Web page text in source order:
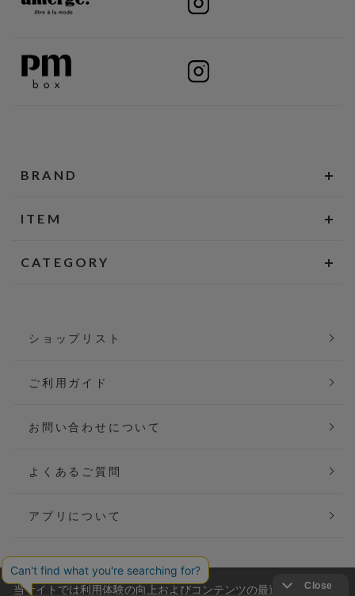
BRAND
ITEM
CATEGORY
ショップリスト
ご利用ガイド
お問い合わせについて
よくあるご質問
アプリについて
当サイトでは利用体験の向上およびコンテンツの最適な提供、ト